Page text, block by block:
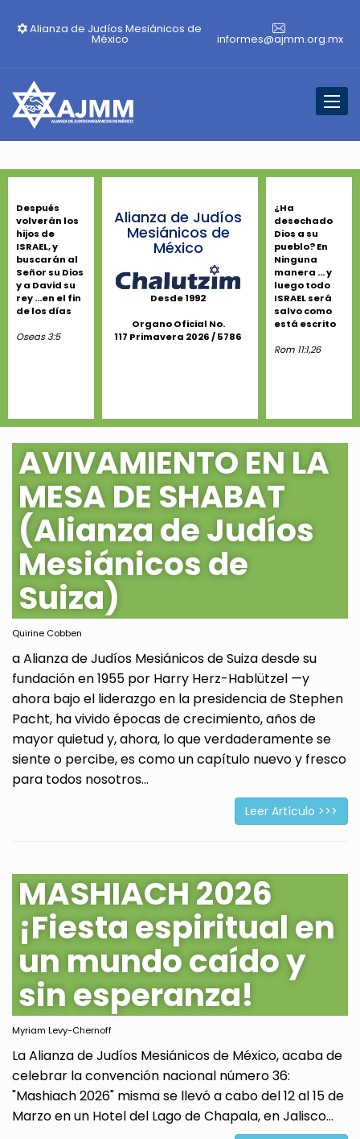
Alianza de Judíos Mesiánicos de
México informes@ajmm.org.mx
Después
volverán los
hijos de
ISRAEL, y
buscarán al
Señor su Dios
y a David su
rey ...en el fin
de los días
Oseas 3:5
Alianza de Judíos
Mesiánicos de
México
Desde 1992
Organo Oficial No.
117 Primavera 2026 / 5786
¿Ha
desechado
Dios a su
pueblo? En
Ninguna
manera ... y
luego todo
ISRAEL será
salvo como
está escrito
Rom 11:1,26
AVIVAMIENTO EN LA
MESA DE SHABAT
(Alianza de Judíos
Mesiánicos de
Suiza)
Quirine Cobben
a Alianza de Judíos Mesiánicos de Suiza desde su
fundación en 1955 por Harry Herz-Hablützel —y
ahora bajo el liderazgo en la presidencia de Stephen
Pacht, ha vivido épocas de crecimiento, años de
mayor quietud y, ahora, lo que verdaderamente se
siente o percibe, es como un capítulo nuevo y fresco
para todos nosotros...
Leer Artículo >>>
MASHIACH 2026
¡Fiesta espiritual en
un mundo caído y
sin esperanza!
Myriam Levy-Chernoff
La Alianza de Judíos Mesiánicos de México, acaba de
celebrar la convención nacional número 36:
"Mashiach 2026" misma se llevó a cabo del 12 al 15 de
Marzo en un Hotel del Lago de Chapala, en Jalisco...